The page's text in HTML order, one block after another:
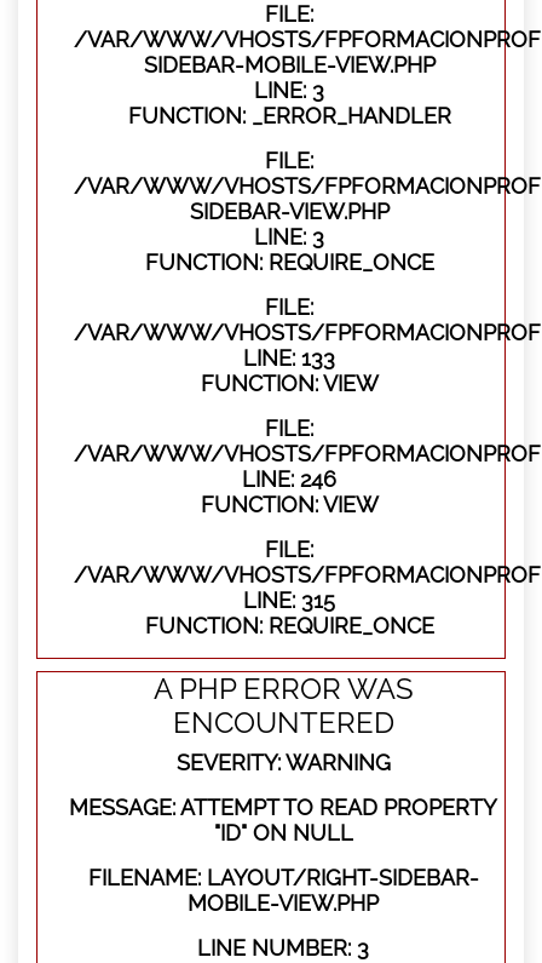
FILE:
/VAR/WWW/VHOSTS/
SIDEBAR-MOBILE-VIEW.PHP
LINE: 3
FUNCTION: _ERROR_HANDLER
FILE:
/VAR/WWW/VHOSTS/
SIDEBAR-VIEW.PHP
LINE: 3
FUNCTION: REQUIRE_ONCE
FILE:
/VAR/WWW/VHOSTS/
LINE: 133
FUNCTION: VIEW
FILE:
/VAR/WWW/VHOSTS/
LINE: 246
FUNCTION: VIEW
FILE:
/VAR/WWW/VHOSTS/
LINE: 315
FUNCTION: REQUIRE_ONCE
A PHP ERROR WAS
ENCOUNTERED
SEVERITY: WARNING
MESSAGE: ATTEMPT TO READ PROPERTY
"ID" ON NULL
FILENAME: LAYOUT/RIGHT-SIDEBAR-
MOBILE-VIEW.PHP
LINE NUMBER: 3